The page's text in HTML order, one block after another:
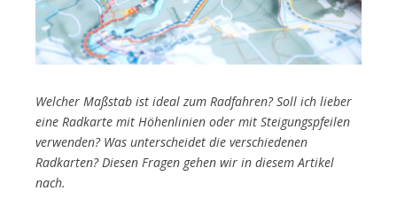
Welcher Maßstab ist ideal zum Radfahren? Soll ich lieber
eine Radkarte mit Höhenlinien oder mit Steigungspfeilen
verwenden? Was unterscheidet die verschiedenen
Radkarten? Diesen Fragen gehen wir in diesem Artikel
nach.